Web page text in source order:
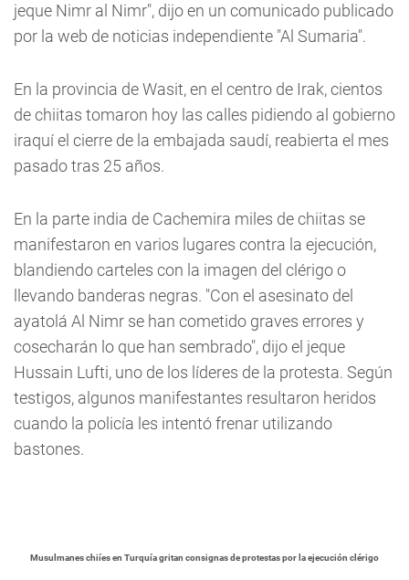
jeque Nimr al Nimr", dijo en un comunicado publicado
por la web de noticias independiente "Al Sumaria".
En la provincia de Wasit, en el centro de Irak, cientos
de chiitas tomaron hoy las calles pidiendo al gobierno
iraquí el cierre de la embajada saudí, reabierta el mes
pasado tras 25 años.
En la parte india de Cachemira miles de chiitas se
manifestaron en varios lugares contra la ejecución,
blandiendo carteles con la imagen del clérigo o
llevando banderas negras. "Con el asesinato del
ayatolá Al Nimr se han cometido graves errores y
cosecharán lo que han sembrado", dijo el jeque
Hussain Lufti, uno de los líderes de la protesta. Según
testigos, algunos manifestantes resultaron heridos
cuando la policía les intentó frenar utilizando
bastones.
Musulmanes chiíes en Turquía gritan consignas de protestas por la ejecución clérigo